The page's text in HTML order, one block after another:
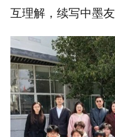
互理解，续写中墨友